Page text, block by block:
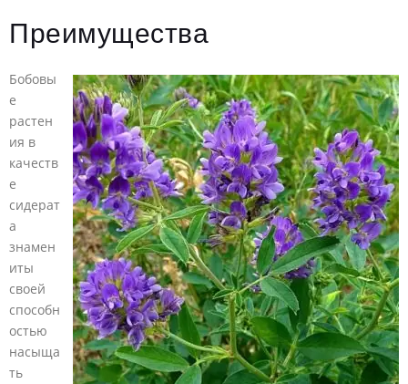
Преимущества
Бобовы
е
растен
ия в
качеств
е
сидерат
а
знамен
иты
своей
способн
остью
насыща
ть